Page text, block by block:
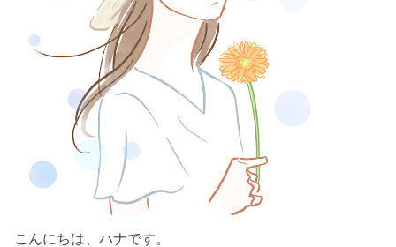
こんにちは、ハナです。